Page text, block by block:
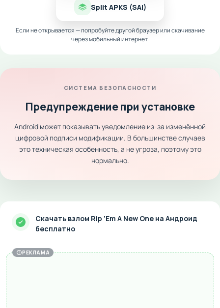
Split APKS (SAI)
Если не открывается — попробуйте другой браузер или скачивание
через мобильный интернет.
СИСТЕМА БЕЗОПАСНОСТИ
Предупреждение при установке
Android может показывать уведомление из-за изменённой
цифровой подписи модификации. В большинстве случаев
это техническая особенность, а не угроза, поэтому это
нормально.
Скачать взлом Rip ‘Em A New One на Андроид
бесплатно
РЕКЛАМА